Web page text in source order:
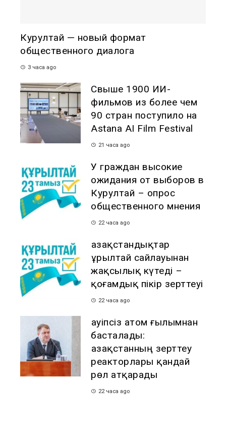
Курултай — новый формат
общественного диалога
3 часа ago
Свыше 1900 ИИ-
фильмов из более чем
90 стран поступило на
Astana AI Film Festival
21 часа ago
У граждан высокие
ожидания от выборов в
Курултай – опрос
общественного мнения
22 часа ago
Қазақстандықтар
Құрылтай сайлауынан
жақсылық күтеді –
қоғамдық пікір зерттеуі
22 часа ago
Қауіпсіз атом ғылымнан
басталады:
Қазақстанның зерттеу
реакторлары қандай
рөл атқарады
22 часа ago